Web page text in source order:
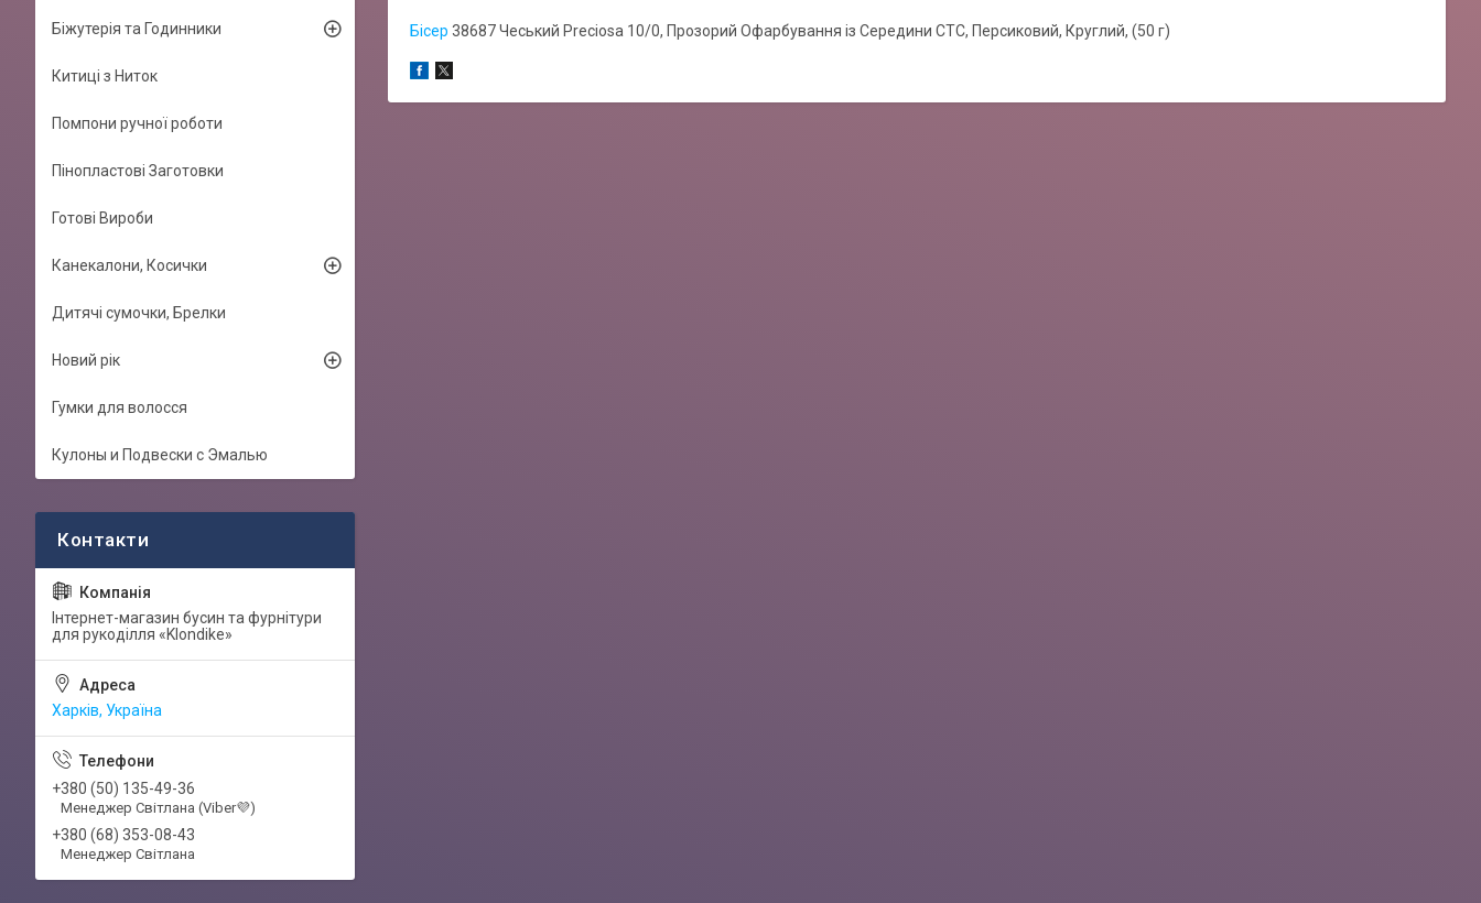
Бісер 38687 Чеський Preciosa 10/0, Прозорий Офарбування із Середини CTC, Персиковий, Круглий, (50 г)
Біжутерія та Годинники
Китиці з Ниток
Помпони ручної роботи
Пінопластові Заготовки
Готові Вироби
Канекалони, Косички
Дитячі сумочки, Брелки
Новий рік
Гумки для волосся
Кулоны и Подвески с Эмалью
Інтернет-магазин бусин та фурнітури
для рукоділля «Klondike»
Харків, Україна
+380 (50) 135-49-36
Менеджер Світлана (Viber💜)
+380 (68) 353-08-43
Менеджер Світлана